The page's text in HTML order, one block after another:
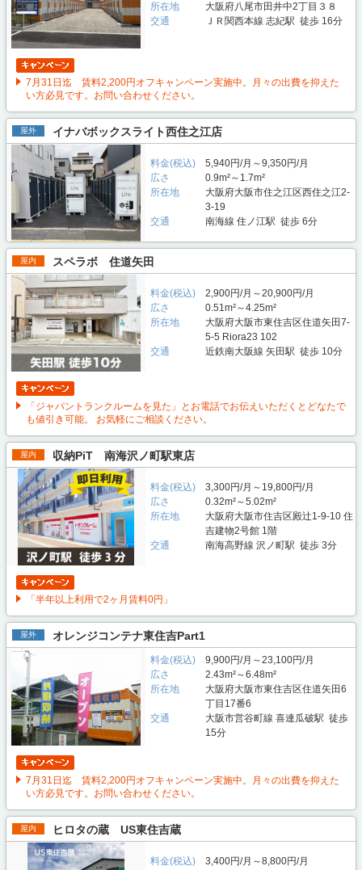
所在地
大阪府八尾市田井中2丁目３８
交通
ＪＲ関西本線 志紀駅 徒歩 16分
7月31日迄 賃料2,200円オフキャンペーン実施中。月々の出費を抑えた
い方必見です。お問い合わせください。
屋外 イナバボックスライト西住之江店
料金(税込)
5,940円/月～9,350円/月
広さ
0.9m²～1.7m²
所在地
大阪府大阪市住之江区西住之江2-
3-19
交通
南海線 住ノ江駅 徒歩 6分
屋内 スペラボ 住道矢田
料金(税込)
2,900円/月～20,900円/月
広さ
0.51m²～4.25m²
所在地
大阪府大阪市東住吉区住道矢田7-
5-5 Riora23 102
交通
近鉄南大阪線 矢田駅 徒歩 10分
「ジャパントランクルームを見た」とお電話でお伝えいただくとどなたで
も値引き可能。 お気軽にご相談ください。
屋内 収納PiT 南海沢ノ町駅東店
料金(税込)
3,300円/月～19,800円/月
広さ
0.32m²～5.02m²
所在地
大阪府大阪市住吉区殿辻1-9-10 住
吉建物2号館 1階
交通
南海高野線 沢ノ町駅 徒歩 3分
「半年以上利用で2ヶ月賃料0円」
屋外 オレンジコンテナ東住吉Part1
料金(税込)
9,900円/月～23,100円/月
広さ
2.43m²～6.48m²
所在地
大阪府大阪市東住吉区住道矢田6
丁目17番6
交通
大阪市営谷町線 喜連瓜破駅 徒歩
15分
7月31日迄 賃料2,200円オフキャンペーン実施中。月々の出費を抑えた
い方必見です。お問い合わせください。
屋内 ヒロタの蔵 US東住吉蔵
料金(税込)
3,400円/月～8,800円/月